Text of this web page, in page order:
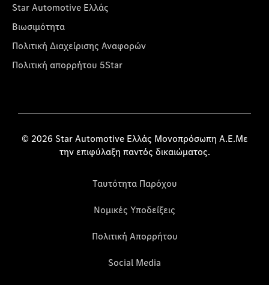
Star Automotive Ελλάς
Βιωσιμότητα
Πολιτική Διαχείρισης Αναφορών
Πολιτική απορρήτου 5Star
© 2026 Star Automotive Ελλάς Μονοπρόσωπη Α.Ε.Με
την επιφύλαξη παντός δικαιώματος.
Ταυτότητα Παρόχου
Νομικές Υποδείξεις
Πολιτική Απορρήτου
Social Media